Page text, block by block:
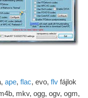
ape, flac, evo, flv fájlok
mkv, ogg, ogv, ogm,